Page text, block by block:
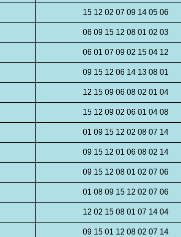
15 12 02 07 09 14 05 06
06 09 15 12 08 01 02 03
06 01 07 09 02 15 04 12
09 15 12 06 14 13 08 01
12 15 09 06 08 02 01 04
15 12 09 02 06 01 04 08
01 09 15 12 02 08 07 14
09 15 12 01 06 08 02 14
09 15 12 08 01 02 07 06
01 08 09 15 12 02 07 06
12 02 15 08 01 07 14 04
09 15 01 12 08 02 07 14